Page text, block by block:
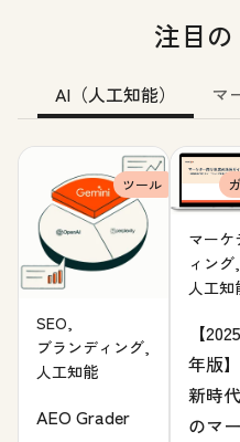
注目
AI（人工知能） マ
ツール
SEO,
ブランディング,
人工知能
AEO Grader
マーケ
ィング,
人工知
【2025
年版】
新時代
のマー